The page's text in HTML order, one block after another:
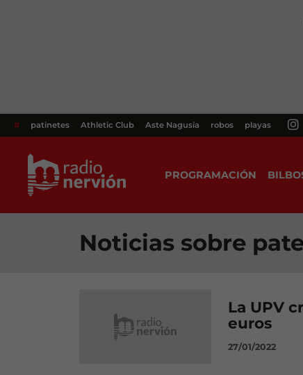
# patinetes Athletic Club Aste Nagusia robos playas
PROGRAMACIÓN
Noticias sobre
La UPV
euros
27/01/2022